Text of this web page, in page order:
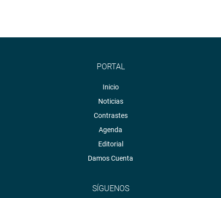
PORTAL
Inicio
Noticias
Contrastes
Agenda
Editorial
Damos Cuenta
SÍGUENOS